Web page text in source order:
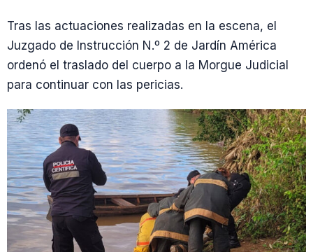
Tras las actuaciones realizadas en la escena, el
Juzgado de Instrucción N.º 2 de Jardín América
ordenó el traslado del cuerpo a la Morgue Judicial
para continuar con las pericias.